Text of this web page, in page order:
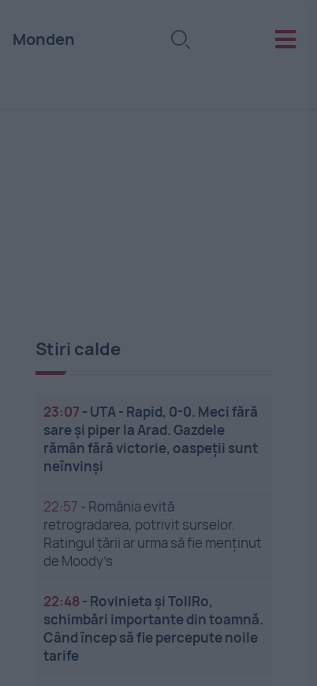
Monden
Stiri calde
23:07 - UTA - Rapid, 0-0. Meci fără
sare și piper la Arad. Gazdele
rămân fără victorie, oaspeții sunt
neînvinși
22:57 - România evită
retrogradarea, potrivit surselor.
Ratingul țării ar urma să fie menținut
de Moody’s
22:48 - Rovinieta și TollRo,
schimbări importante din toamnă.
Când încep să fie percepute noile
tarife